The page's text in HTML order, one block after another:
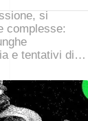
si
complesse:
e tentativi di…